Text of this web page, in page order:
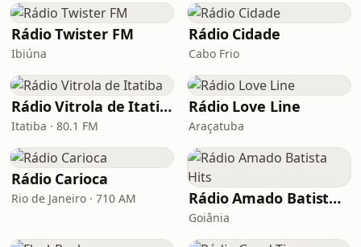
Rádio Twister FM
Ibiúna
Rádio Cidade
Cabo Frio
Rádio Vitrola de Itatiba
Itatiba · 80.1 FM
Rádio Love Line
Araçatuba
Rádio Carioca
Rio de Janeiro · 710 AM Rádio Amado Batista Hits
Goiânia